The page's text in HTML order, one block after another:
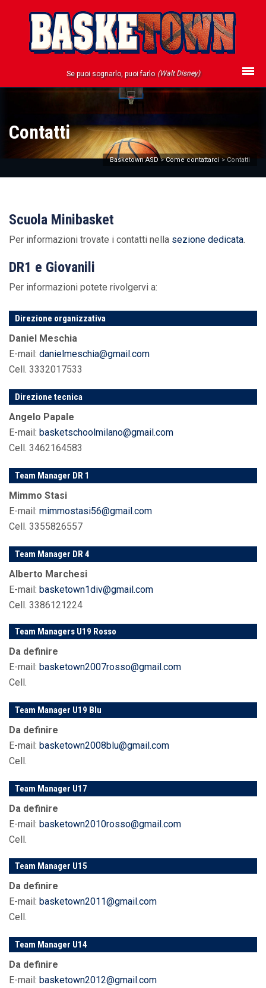
Se puoi sognarlo, puoi farlo (Walt Disney)
Contatti
Basketown ASD>Come contattarci>Contatti
Scuola Minibasket
Per informazioni trovate i contatti nella sezione dedicata.
DR1 e Giovanili
Per informazioni potete rivolgervi a:
Direzione organizzativa
Daniel Meschia
E-mail: danielmeschia@gmail.com
Cell. 3332017533
Direzione tecnica
Angelo Papale
E-mail: basketschoolmilano@gmail.com
Cell. 3462164583
Team Manager DR 1
Mimmo Stasi
E-mail: mimmostasi56@gmail.com
Cell. 3355826557
Team Manager DR 4
Alberto Marchesi
E-mail: basketown1div@gmail.com
Cell. 3386121224
Team Managers U19 Rosso
Da definire
E-mail: basketown2007rosso@gmail.com
Cell.
Team Manager U19 Blu
Da definire
E-mail: basketown2008blu@gmail.com
Cell.
Team Manager U17
Da definire
E-mail: basketown2010rosso@gmail.com
Cell.
Team Manager U15
Da definire
E-mail: basketown2011@gmail.com
Cell.
Team Manager U14
Da definire
E-mail: basketown2012@gmail.com